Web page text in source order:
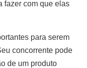
fazer com que elas
para serem
concorrente pode
de um produto